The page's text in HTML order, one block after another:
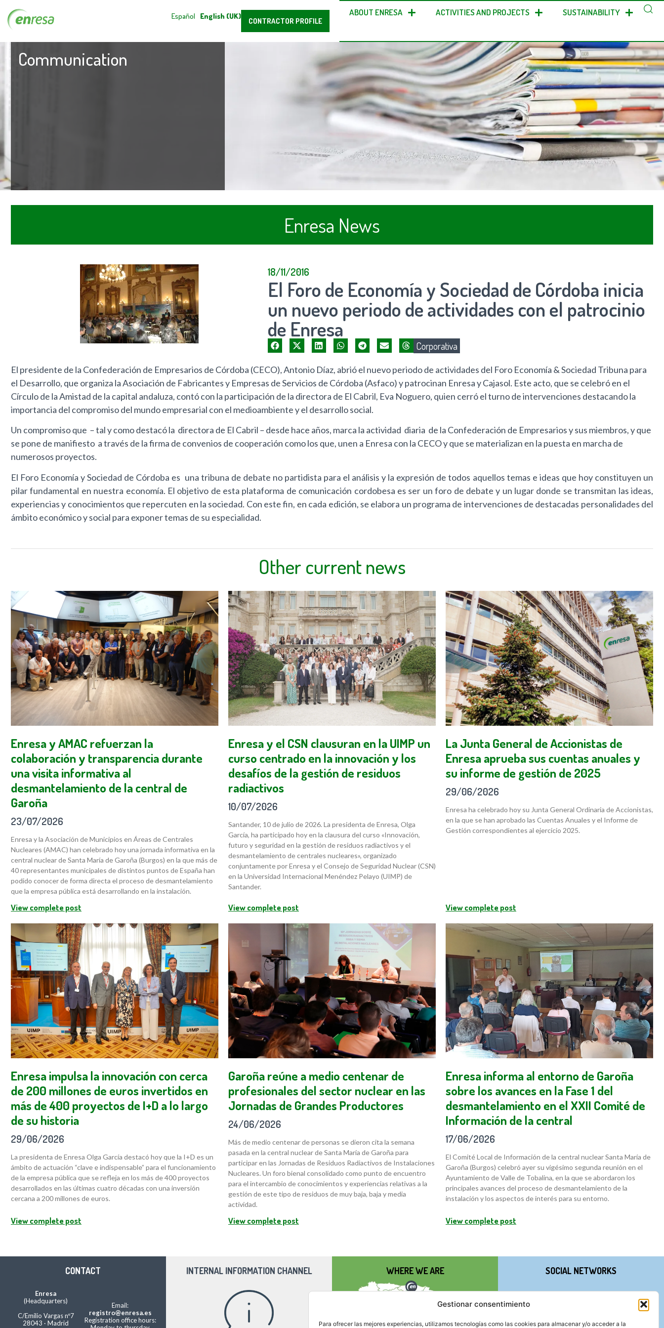
Gestionar consentimiento
Para ofrecer las mejores experiencias, utilizamos tecnologías como las cookies para almacenar y/o acceder a la
CONTRACTOR PROFILE
Español English (UK) ABOUT ENRESA ACTIVITIES AND PROJECTS SUSTAINABILITY
Communication
Enresa News
18/11/2016
El Foro de Economía y Sociedad de Córdoba inicia
un nuevo periodo de actividades con el patrocinio
de Enresa
Corporativa
El presidente de la Confederación de Empresarios de Córdoba (CECO), Antonio Díaz, abrió el nuevo periodo de actividades del Foro Economía & Sociedad Tribuna para
el Desarrollo, que organiza la Asociación de Fabricantes y Empresas de Servicios de Córdoba (Asfaco) y patrocinan Enresa y Cajasol. Este acto, que se celebró en el
Círculo de la Amistad de la capital andaluza, contó con la participación de la directora de El Cabril, Eva Noguero, quien cerró el turno de intervenciones destacando la
importancia del compromiso del mundo empresarial con el medioambiente y el desarrollo social.
Un compromiso que – tal y como destacó la directora de El Cabril – desde hace años, marca la actividad diaria de la Confederación de Empresarios y sus miembros, y que
se pone de manifiesto a través de la firma de convenios de cooperación como los que, unen a Enresa con la CECO y que se materializan en la puesta en marcha de
numerosos proyectos.
El Foro Economía y Sociedad de Córdoba es una tribuna de debate no partidista para el análisis y la expresión de todos aquellos temas e ideas que hoy constituyen un
pilar fundamental en nuestra economía. El objetivo de esta plataforma de comunicación cordobesa es ser un foro de debate y un lugar donde se transmitan las ideas,
experiencias y conocimientos que repercuten en la sociedad. Con este fin, en cada edición, se elabora un programa de intervenciones de destacadas personalidades del
ámbito económico y social para exponer temas de su especialidad.
Other current news
Enresa y AMAC refuerzan la
colaboración y transparencia durante
una visita informativa al
desmantelamiento de la central de
Garoña
23/07/2026
Enresa y la Asociación de Municipios en Áreas de Centrales
Nucleares (AMAC) han celebrado hoy una jornada informativa en la
central nuclear de Santa María de Garoña (Burgos) en la que más de
40 representantes municipales de distintos puntos de España han
podido conocer de forma directa el proceso de desmantelamiento
que la empresa pública está desarrollando en la instalación.
View complete post
Enresa y el CSN clausuran en la UIMP un
curso centrado en la innovación y los
desafíos de la gestión de residuos
radiactivos
10/07/2026
Santander, 10 de julio de 2026. La presidenta de Enresa, Olga
García, ha participado hoy en la clausura del curso «Innovación,
futuro y seguridad en la gestión de residuos radiactivos y el
desmantelamiento de centrales nucleares», organizado
conjuntamente por Enresa y el Consejo de Seguridad Nuclear (CSN)
en la Universidad Internacional Menéndez Pelayo (UIMP) de
Santander.
View complete post
La Junta General de Accionistas de
Enresa aprueba sus cuentas anuales y
su informe de gestión de 2025
29/06/2026
Enresa ha celebrado hoy su Junta General Ordinaria de Accionistas,
en la que se han aprobado las Cuentas Anuales y el Informe de
Gestión correspondientes al ejercicio 2025.
View complete post
Enresa impulsa la innovación con cerca
de 200 millones de euros invertidos en
más de 400 proyectos de I+D a lo largo
de su historia
29/06/2026
La presidenta de Enresa Olga García destacó hoy que la I+D es un
ámbito de actuación “clave e indispensable” para el funcionamiento
de la empresa pública que se refleja en los más de 400 proyectos
desarrollados en las últimas cuatro décadas con una inversión
cercana a 200 millones de euros.
View complete post
Garoña reúne a medio centenar de
profesionales del sector nuclear en las
Jornadas de Grandes Productores
24/06/2026
Más de medio centenar de personas se dieron cita la semana
pasada en la central nuclear de Santa María de Garoña para
participar en las Jornadas de Residuos Radiactivos de Instalaciones
Nucleares. Un foro bienal consolidado como punto de encuentro
para el intercambio de conocimientos y experiencias relativas a la
gestión de este tipo de residuos de muy baja, baja y media
actividad.
View complete post
Enresa informa al entorno de Garoña
sobre los avances en la Fase 1 del
desmantelamiento en el XXII Comité de
Información de la central
17/06/2026
El Comité Local de Información de la central nuclear Santa María de
Garoña (Burgos) celebró ayer su vigésimo segunda reunión en el
Ayuntamiento de Valle de Tobalina, en la que se abordaron los
principales avances del proceso de desmantelamiento de la
instalación y los aspectos de interés para su entorno.
View complete post
CONTACT
Enresa
(Headquarters)
C/Emilio Vargas nº7
28043 · Madrid
Email:
registro@enresa.es
Registration office hours:
INTERNAL INFORMATION CHANNEL WHERE WE ARE SOCIAL NETWORKS